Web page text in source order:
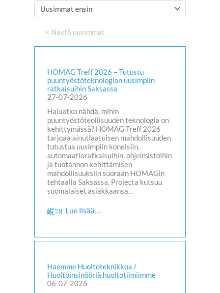
HOMAG Treff 2026 – Tutustu
puuntyöstöteknologian uusimpiin
ratkaisuihin Saksassa
27-07-2026
Haluatko nähdä, mihin
puuntyöstöteollisuuden teknologia on
kehittymässä? HOMAG Treff 2026
tarjoaa ainutlaatuisen mahdollisuuden
tutustua uusimpiin koneisiin,
automaatioratkaisuihin, ohjelmistoihin
ja tuotannon kehittämisen
mahdollisuuksiin suoraan HOMAGin
tehtaalla Saksassa. Projecta kutsuu
suomalaiset asiakkaansa…
Lue lisää…
Haemme Huoltoteknikkoa /
Huoltoinsinööriä huoltotiimiimme
06-07-2026